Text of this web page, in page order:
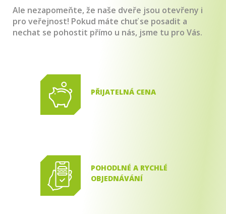
Ale nezapomeňte, že naše dveře jsou otevřeny i
pro veřejnost! Pokud máte chuť se posadit a
nechat se pohostit přímo u nás, jsme tu pro Vás.
PŘIJATELNÁ CENA
POHODLNÉ A RYCHLÉ
OBJEDNÁVÁNÍ